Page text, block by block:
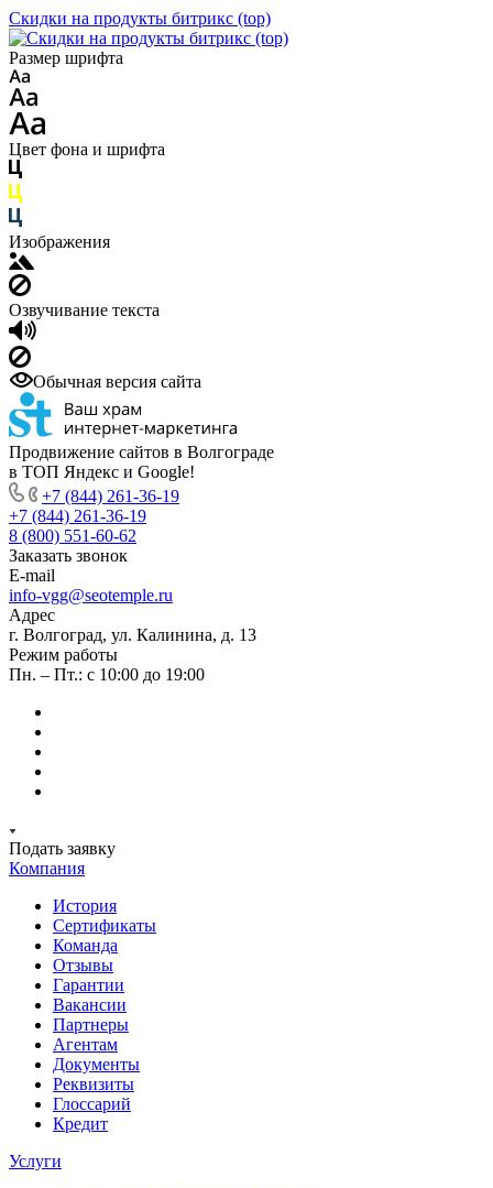
Скидки на продукты битрикс (top)
Размер шрифта
Цвет фона и шрифта
Изображения
Озвучивание текста
Обычная версия сайта
Продвижение сайтов в Волгограде
в ТОП Яндекс и Google!
+7 (844) 261-36-19
+7 (844) 261-36-19
8 (800) 551-60-62
Заказать звонок
E-mail
info-vgg@seotemple.ru
Адрес
г. Волгоград, ул. Калинина, д. 13
Режим работы
Пн. – Пт.: с 10:00 до 19:00
Подать заявку
Компания
История
Сертификаты
Команда
Отзывы
Гарантии
Вакансии
Партнеры
Агентам
Документы
Реквизиты
Глоссарий
Кредит
Услуги